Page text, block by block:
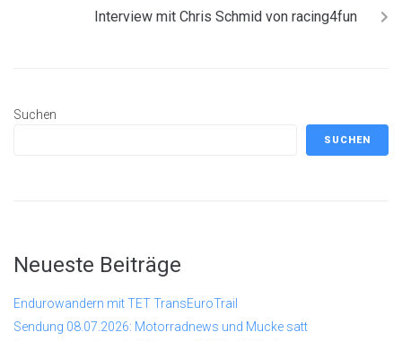
Interview mit Chris Schmid von racing4fun
Suchen
SUCHEN
Neueste Beiträge
Endurowandern mit TET TransEuroTrail
Sendung 08.07.2026: Motorradnews und Mucke satt